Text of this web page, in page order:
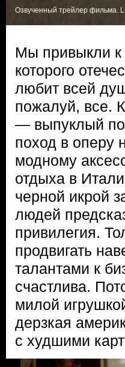
Озвученный трейлер фильма.
Мы привыкли к
которого
любит всей
пожалуй, все.
— выпуклый
поход в оперу
модному
отдыха в
черной икрой
людей
привилегия.
продвигать
талантами к
счастлива.
милой
дерзкая
с худшими